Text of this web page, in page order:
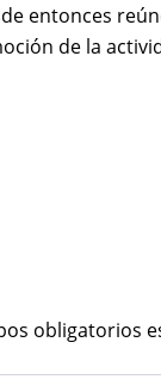
entonces
de la
obligatorios